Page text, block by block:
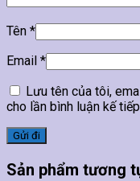
Tên *
Email *
Lưu tên của tôi,
cho lần bình luận kế
Sản phẩm tương